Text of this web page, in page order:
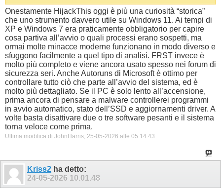
Onestamente HijackThis oggi è più una curiosità “storica”
che uno strumento davvero utile su Windows 11. Ai tempi di
XP e Windows 7 era praticamente obbligatorio per capire
cosa partiva all’avvio o quali processi erano sospetti, ma
ormai molte minacce moderne funzionano in modo diverso e
sfuggono facilmente a quel tipo di analisi. FRST invece è
molto più completo e viene ancora usato spesso nei forum di
sicurezza seri. Anche Autoruns di Microsoft è ottimo per
controllare tutto ciò che parte all’avvio del sistema, ed è
molto più dettagliato. Se il PC è solo lento all’accensione,
prima ancora di pensare a malware controllerei programmi
in avvio automatico, stato dell’SSD e aggiornamenti driver. A
volte basta disattivare due o tre software pesanti e il sistema
torna veloce come prima.
Ultima modifica di JohnHarris; 25-05-2026 alle 05.14.43
Kriss2 ha detto:
24-05-2026 10.01.48